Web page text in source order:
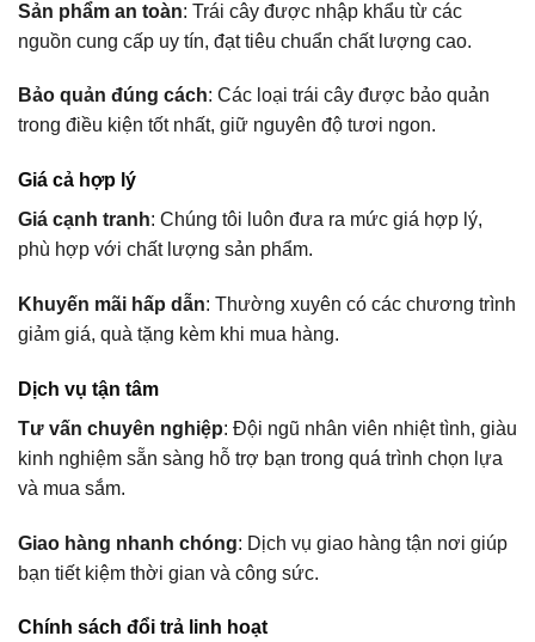
Sản phẩm an toàn: Trái cây được nhập khẩu từ các
nguồn cung cấp uy tín, đạt tiêu chuẩn chất lượng cao.
Bảo quản đúng cách: Các loại trái cây được bảo quản
trong điều kiện tốt nhất, giữ nguyên độ tươi ngon.
Giá cả hợp lý
Giá cạnh tranh: Chúng tôi luôn đưa ra mức giá hợp lý,
phù hợp với chất lượng sản phẩm.
Khuyến mãi hấp dẫn: Thường xuyên có các chương trình
giảm giá, quà tặng kèm khi mua hàng.
Dịch vụ tận tâm
Tư vấn chuyên nghiệp: Đội ngũ nhân viên nhiệt tình, giàu
kinh nghiệm sẵn sàng hỗ trợ bạn trong quá trình chọn lựa
và mua sắm.
Giao hàng nhanh chóng: Dịch vụ giao hàng tận nơi giúp
bạn tiết kiệm thời gian và công sức.
Chính sách đổi trả linh hoạt